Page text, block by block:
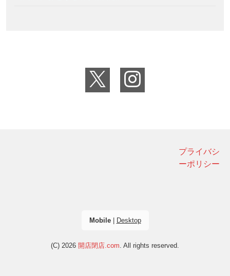
プライバシ
ーポリシー
Mobile| Desktop
(C) 2026 開店閉店.com . All rights reserved.